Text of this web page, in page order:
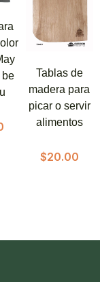
be
Tablas de
madera para
picar o servir
alimentos
$20.00